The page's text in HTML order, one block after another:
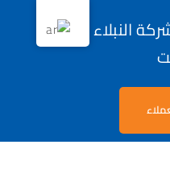
النبلاء لحلول